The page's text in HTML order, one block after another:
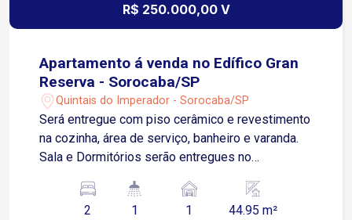
R$ 250.000,00 V
Apartamento á venda no Edífico Gran
Reserva - Sorocaba/SP
Quintais do Imperador - Sorocaba/SP
Será entregue com piso cerâmico e revestimento
na cozinha, área de serviço, banheiro e varanda.
Sala e Dormitórios serão entregues no
Garagem Descoberta e Fixa para um veículo de
pequeno ou médio porte Condomínio: torre única,
2 1 1 44.95 m²